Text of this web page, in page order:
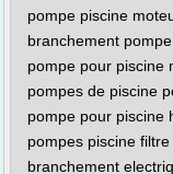
pompe piscine
branchement
pompe pour piscine
pompes de piscine
pompe pour piscine
pompes piscine
branchement